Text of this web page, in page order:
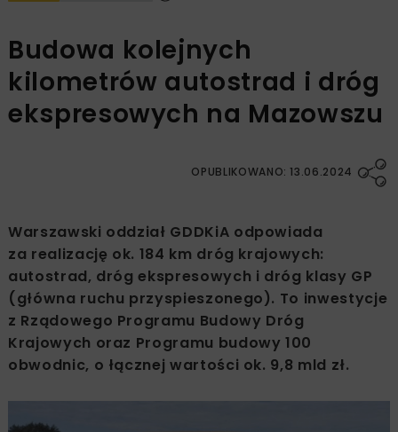
Budowa kolejnych
kilometrów autostrad i dróg
ekspresowych na Mazowszu
OPUBLIKOWANO: 13.06.2024
Warszawski oddział GDDKiA odpowiada
za realizację ok. 184 km dróg krajowych:
autostrad, dróg ekspresowych i dróg klasy GP
(główna ruchu przyspieszonego). To inwestycje
z Rządowego Programu Budowy Dróg
Krajowych oraz Programu budowy 100
obwodnic, o łącznej wartości ok. 9,8 mld zł.